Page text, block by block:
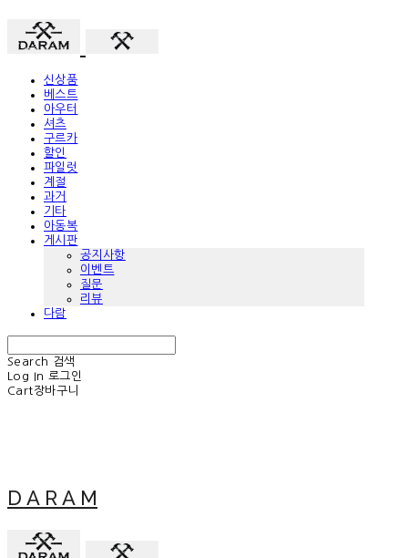
신상품
베스트
아우터
셔츠
구르카
할인
파일럿
계절
과거
기타
아동복
게시판
공지사항
이벤트
질문
리뷰
다람
Search
검색
Log In 로그인
Cart장바구니
D A R A M